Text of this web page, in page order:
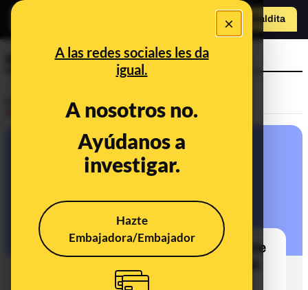
×
A las redes sociales les da
igual.
A nosotros no.
Ayúdanos a
investigar.
Hazte
Embajadora/Embajador
Hazte Maldito
emergencia
VERDADERO
Cómo activar en tu móvil la opción de
botón de bloqueo